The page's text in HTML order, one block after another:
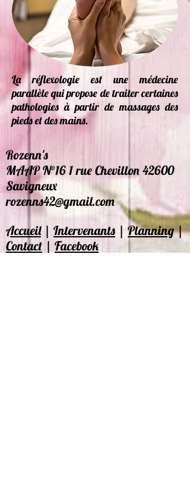
La réflexologie est une médecine
parallèle qui propose de traiter certaines
pathologies à partir de massages des
pieds et des mains.
Rozenn's
MAAP N°16 1 rue Chevillon 42600
Savigneux
rozenns42@gmail.com
Accueil| Intervenants | Planning|
Contact | Facebook